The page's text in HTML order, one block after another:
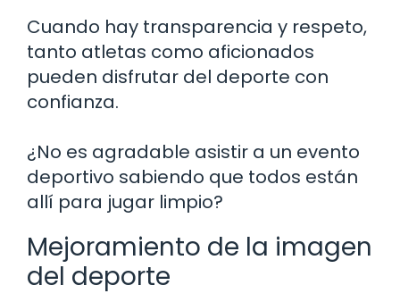
Cuando hay transparencia y respeto,
tanto atletas como aficionados
pueden disfrutar del deporte con
confianza.
¿No es agradable asistir a un evento
deportivo sabiendo que todos están
allí para jugar limpio?
Mejoramiento de la imagen
del deporte